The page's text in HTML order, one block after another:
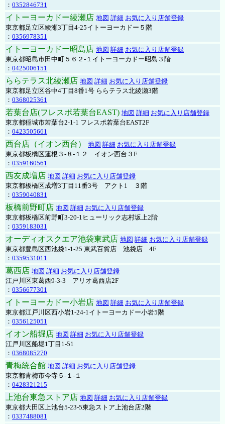
： 0352846731
イトーヨーカドー綾瀬店 地図 詳細 お気に入り店舗登録
東京都足立区綾瀬3丁目4-25イトーヨーカドー５階
： 0356978351
イトーヨーカドー昭島店 地図 詳細 お気に入り店舗登録
東京都昭島市田中町５６２-１イトーヨーカドー昭島３階
： 0425006151
ららテラス北綾瀬店 地図 詳細 お気に入り店舗登録
東京都足立区谷中4丁目8番1号 ららテラス北綾瀬3階
： 0368025361
若葉台店(フレスポ若葉台EAST) 地図 詳細 お気に入り店舗登録
東京都稲城市若葉台2-1-1 フレスポ若葉台EAST2F
： 0423505661
西台店（イオン西台） 地図 詳細 お気に入り店舗登録
東京都板橋区蓮根３-８-１２ イオン西台３F
： 0359160561
西友成増店 地図 詳細 お気に入り店舗登録
東京都板橋区成増3丁目11番3号 アクト1 ３階
： 0359040831
板橋前野町店 地図 詳細 お気に入り店舗登録
東京都板橋区前野町3-20-1ヒューリック志村坂上2階
： 0359183031
オーディオスクエア池袋東武店 地図 詳細 お気に入り店舗登録
東京都豊島区西池袋1-1-25 東武百貨店 池袋店 4F
： 0359531011
葛西店 地図 詳細 お気に入り店舗登録
江戸川区東葛西9-3-3 アリオ葛西店2F
： 0356677301
イトーヨーカドー小岩店 地図 詳細 お気に入り店舗登録
東京都江戸川区西小岩1-24-1イトーヨーカドー小岩5階
： 0356125051
イオン船堀店 地図 詳細 お気に入り店舗登録
江戸川区船堀1丁目1-51
： 0368085270
青梅統合館 地図 詳細 お気に入り店舗登録
東京都青梅市今寺５-１-１
： 0428321215
上池台東急ストア店 地図 詳細 お気に入り店舗登録
東京都大田区上池台5-23-5東急ストア上池台店2階
： 0337488081